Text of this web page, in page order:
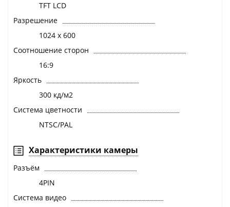
TFT LCD
Разрешение
1024 x 600
Соотношение сторон
16:9
Яркость
300 кд/м2
Система цветности
NTSC/PAL
Характеристики камеры
Разъём
4PIN
Система видео